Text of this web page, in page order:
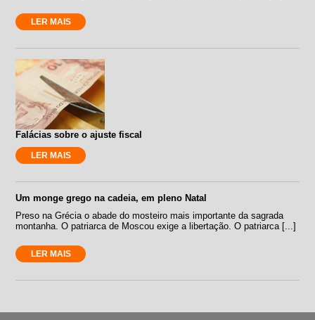
LER MAIS
Falácias sobre o ajuste fiscal
LER MAIS
Um monge grego na cadeia, em pleno Natal
Preso na Grécia o abade do mosteiro mais importante da sagrada
montanha. O patriarca de Moscou exige a libertação. O patriarca [...]
LER MAIS